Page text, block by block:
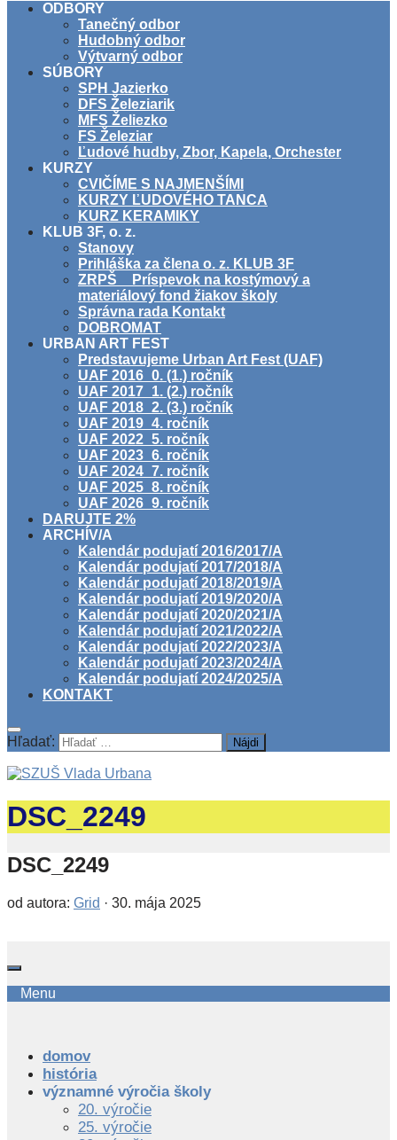
ODBORY
Tanečný odbor
Hudobný odbor
Výtvarný odbor
SÚBORY
SPH Jazierko
DFS Železiarik
MFS Želiezko
FS Železiar
Ľudové hudby, Zbor, Kapela, Orchester
KURZY
CVIČÍME S NAJMENŠÍMI
KURZY ĽUDOVÉHO TANCA
KURZ KERAMIKY
KLUB 3F, o. z.
Stanovy
Prihláška za člena o. z. KLUB 3F
ZRPŠ _ Príspevok na kostýmový a
materiálový fond žiakov školy
Správna rada Kontakt
DOBROMAT
URBAN ART FEST
Predstavujeme Urban Art Fest (UAF)
UAF 2016_0. (1.) ročník
UAF 2017_1. (2.) ročník
UAF 2018_2. (3.) ročník
UAF 2019_4. ročník
UAF 2022_5. ročník
UAF 2023_6. ročník
UAF 2024_7. ročník
UAF 2025_8. ročník
UAF 2026_9. ročník
DARUJTE 2%
ARCHÍV/A
Kalendár podujatí 2016/2017/A
Kalendár podujatí 2017/2018/A
Kalendár podujatí 2018/2019/A
Kalendár podujatí 2019/2020/A
Kalendár podujatí 2020/2021/A
Kalendár podujatí 2021/2022/A
Kalendár podujatí 2022/2023/A
Kalendár podujatí 2023/2024/A
Kalendár podujatí 2024/2025/A
KONTAKT
Hľadať:
DSC_2249
DSC_2249
od autora: Grid · 30. mája 2025
Menu
domov
história
významné výročia školy
20. výročie
25. výročie